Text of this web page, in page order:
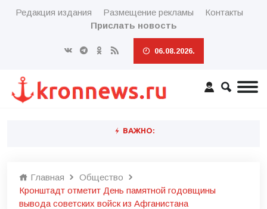
Редакция издания Размещение рекламы
Контакты
Прислать новость
06.08.2026.
ВАЖНО:
Главная
Общество
Кронштадт отметит День памятной годовщины
вывода советских войск из Афганистана